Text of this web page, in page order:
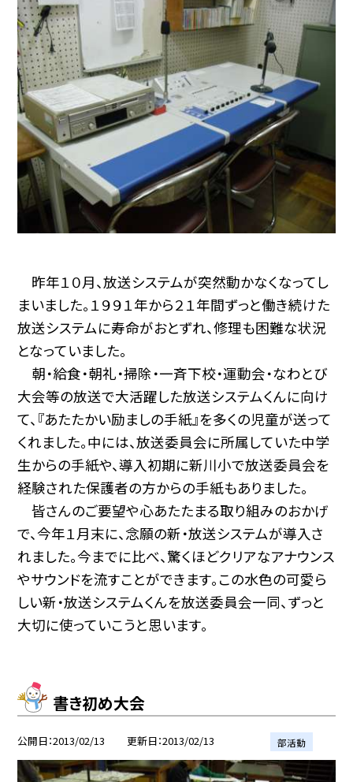
昨年１０月、放送システムが突然動かなくなってし
まいました。１９９１年から２１年間ずっと働き続けた
放送システムに寿命がおとずれ、修理も困難な状況
となっていました。
朝・給食・朝礼・掃除・一斉下校・運動会・なわとび
大会等の放送で大活躍した放送システムくんに向け
て、『あたたかい励ましの手紙』を多くの児童が送って
くれました。中には、放送委員会に所属していた中学
生からの手紙や、導入初期に新川小で放送委員会を
経験された保護者の方からの手紙もありました。
皆さんのご要望や心あたたまる取り組みのおかげ
で、今年１月末に、念願の新・放送システムが導入さ
れました。今までに比べ、驚くほどクリアなアナウンス
やサウンドを流すことができます。この水色の可愛ら
しい新・放送システムくんを放送委員会一同、ずっと
大切に使っていこうと思います。
書き初め大会
公開日 2013/02/13 更新日 2013/02/13 部活動